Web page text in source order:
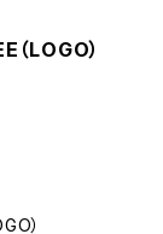
LOGO）
）